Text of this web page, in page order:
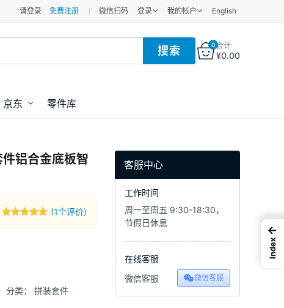
请登录 免费注册 微信扫码 登录 我的帐户 English
0合计
¥0.00
京东 零件库
铝合金底板智
(1个评价)
分类： 拼装套件
客服中心
工作时间
周一至周五 9:30-18:30，
节假日休息
在线客服
微信客服
微信客服
←
Index